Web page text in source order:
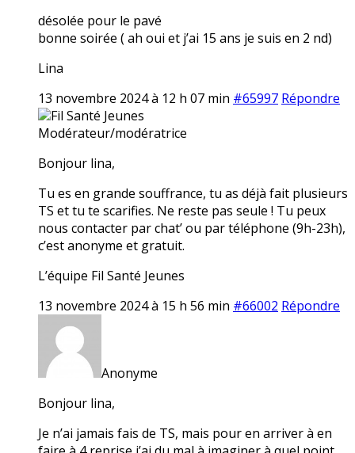
désolée pour le pavé
bonne soirée ( ah oui et j’ai 15 ans je suis en 2 nd)
Lina
13 novembre 2024 à 12 h 07 min #65997 Répondre
Fil Santé Jeunes
Modérateur/modératrice
Bonjour lina,
Tu es en grande souffrance, tu as déjà fait plusieurs
TS et tu te scarifies. Ne reste pas seule ! Tu peux
nous contacter par chat’ ou par téléphone (9h-23h),
c’est anonyme et gratuit.
L’équipe Fil Santé Jeunes
13 novembre 2024 à 15 h 56 min #66002 Répondre
Anonyme
Bonjour lina,
Je n’ai jamais fais de TS, mais pour en arriver à en